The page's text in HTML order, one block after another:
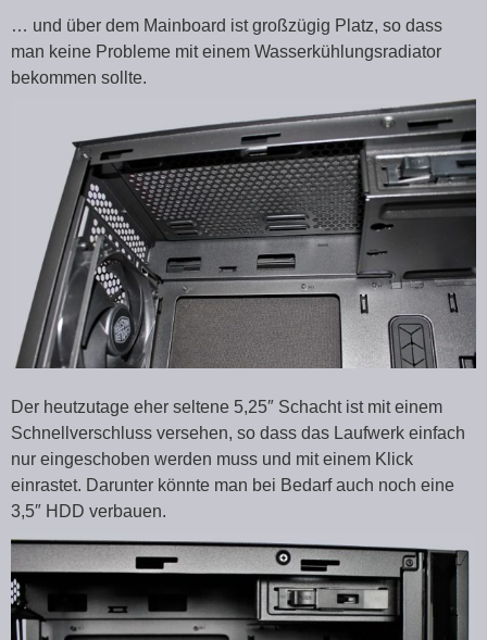
… und über dem Mainboard ist großzügig Platz, so dass
man keine Probleme mit einem Wasserkühlungsradiator
bekommen sollte.
Der heutzutage eher seltene 5,25″ Schacht ist mit einem
Schnellverschluss versehen, so dass das Laufwerk einfach
nur eingeschoben werden muss und mit einem Klick
einrastet. Darunter könnte man bei Bedarf auch noch eine
3,5″ HDD verbauen.